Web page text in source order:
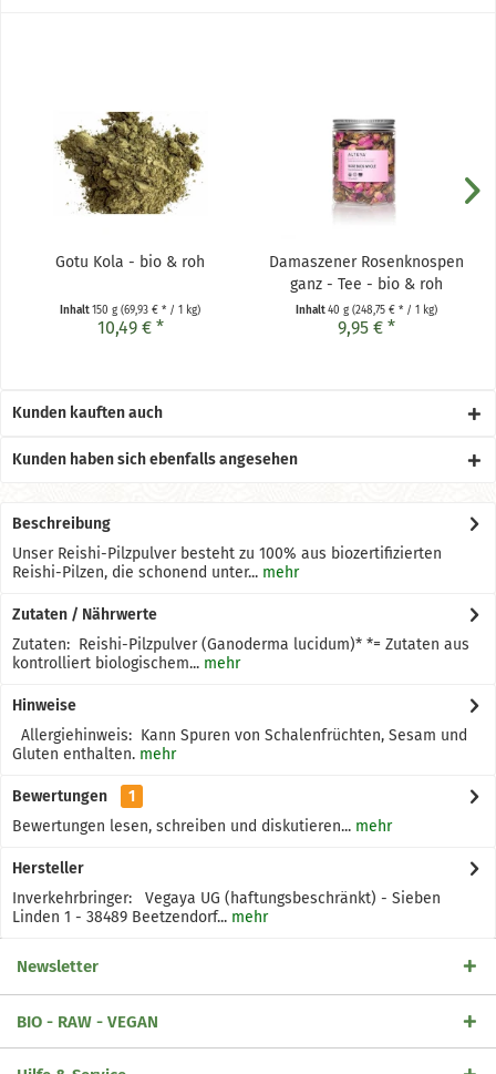
Gotu Kola - bio & roh
Inhalt150 g (69,93 € * / 1 kg)
10,49 € *
Damaszener Rosenknospen
ganz - Tee - bio & roh
Inhalt40 g (248,75 € * / 1 kg)
9,95 € *
Kunden kauften auch
Kunden haben sich ebenfalls angesehen
Beschreibung
Unser Reishi-Pilzpulver besteht zu 100% aus biozertifizierten
Reishi-Pilzen, die schonend unter... mehr
Zutaten / Nährwerte
Zutaten: Reishi-Pilzpulver (Ganoderma lucidum)* *= Zutaten aus
kontrolliert biologischem... mehr
Hinweise
Allergiehinweis: Kann Spuren von Schalenfrüchten, Sesam und
Gluten enthalten. mehr
Bewertungen
1
Bewertungen lesen, schreiben und diskutieren... mehr
Hersteller
Inverkehrbringer: Vegaya UG (haftungsbeschränkt) - Sieben
Linden 1 - 38489 Beetzendorf... mehr
Newsletter
BIO - RAW - VEGAN